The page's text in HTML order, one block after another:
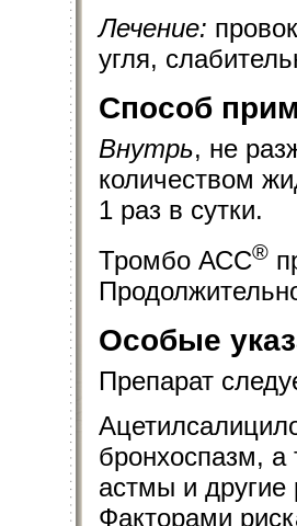
Лечение:
угля,
Способ
Внутрь, не
количеством
1 раз в сутки.
Тромбо АСС®
Особые
Препарат
бронхоспазм, а
астмы и другие
Факторами